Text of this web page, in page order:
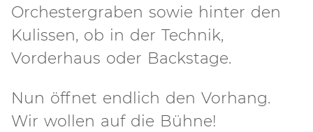
Orchestergraben sowie hinter den
Kulissen, ob in der Technik,
Vorderhaus oder Backstage.
Nun öffnet endlich den Vorhang.
Wir wollen auf die Bühne!